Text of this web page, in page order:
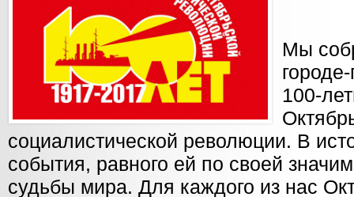
Мы
100-
социалистической революции. В
события, равного ей по своей
судьбы мира. Для каждого из нас